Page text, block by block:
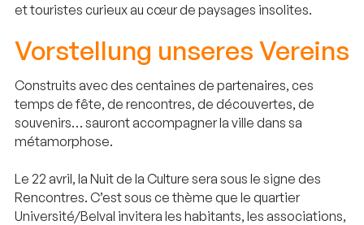
et touristes curieux au cœur de paysages insolites.
Vorstellung unseres Vereins
Construits avec des centaines de partenaires, ces
temps de fête, de rencontres, de découvertes, de
souvenirs… sauront accompagner la ville dans sa
métamorphose.
Le 22 avril, la Nuit de la Culture sera sous le signe des
Rencontres. C’est sous ce thème que le quartier
Université/Belval invitera les habitants, les associations,